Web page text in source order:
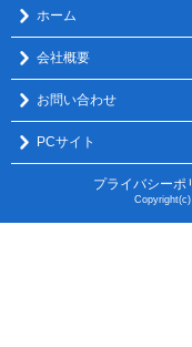
ホーム
会社概要
お問い合わせ
PCサイト
プライバシーポ
Copyright(c)